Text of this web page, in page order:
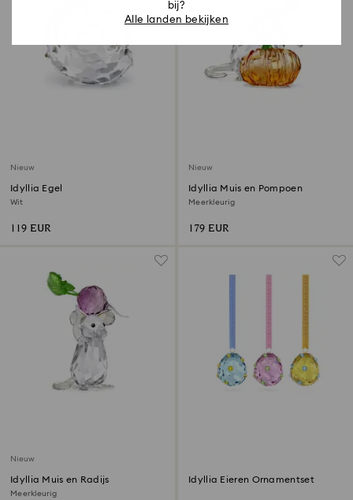
Nieuw
Idyllia Egel
Wit
119 EUR
Nieuw
Idyllia Muis en Pompoen
Meerkleurig
179 EUR
Nieuw
Idyllia Muis en Radijs
Meerkleurig
Idyllia Eieren Ornamentset
bij?
Alle landen bekijken